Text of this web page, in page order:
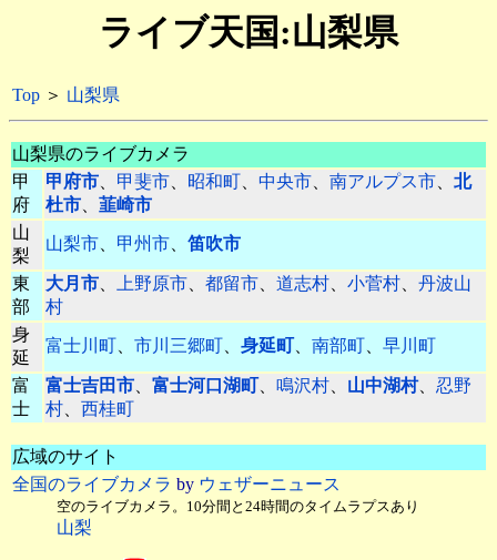
ライブ天国:山梨県
Top ＞ 山梨県
山梨県のライブカメラ
甲
府
甲府市、 甲斐市、 昭和町、 中央市、 南アルプス市、 北
杜市、 韮崎市
山
梨
山梨市、 甲州市、 笛吹市
東
部
大月市、 上野原市、 都留市、 道志村、 小菅村、 丹波山
村
身
延
富士川町、 市川三郷町、 身延町、 南部町、 早川町
富
士
富士吉田市、 富士河口湖町、 鳴沢村、 山中湖村、 忍野
村、 西桂町
広域のサイト
全国のライブカメラ by ウェザーニュース
空のライブカメラ。10分間と24時間のタイムラプスあり
山梨